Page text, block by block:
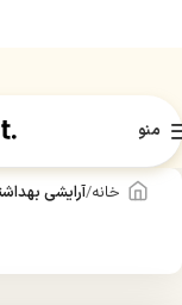
منو
خانه آرایشی